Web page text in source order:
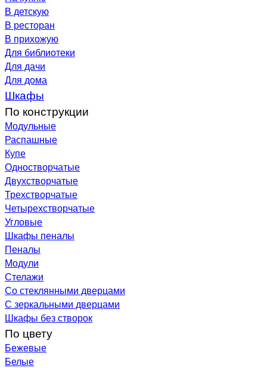
В детскую
В ресторан
В прихожую
Для библиотеки
Для дачи
Для дома
Шкафы
По конструкции
Модульные
Распашные
Купе
Одностворчатые
Двухстворчатые
Трехстворчатые
Четырехстворчатые
Угловые
Шкафы пеналы
Пеналы
Модули
Стелажи
Со стеклянными дверцами
С зеркальными дверцами
Шкафы без створок
По цвету
Бежевые
Белые